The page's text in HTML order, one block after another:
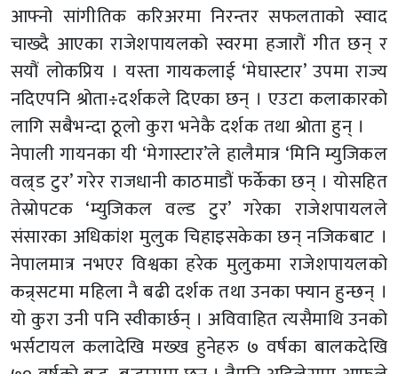
आफ्नो सांगीतिक करिअरमा निरन्तर सफलताको स्वाद
चाख्दै आएका राजेशपायलको स्वरमा हजारौं गीत छन् र
सयौं लोकप्रिय । यस्ता गायकलाई ‘मेघास्टार’ उपमा राज्य
नदिएपनि श्रोता÷दर्शकले दिएका छन् । एउटा कलाकारको
लागि सबैभन्दा ठूलो कुरा भनेकै दर्शक तथा श्रोता हुन् ।
नेपाली गायनका यी ‘मेगास्टार’ले हालैमात्र ‘मिनि म्युजिकल
वल्र्ड टुर’ गरेर राजधानी काठमाडौं फर्केका छन् । योसहित
तेस्रोपटक ‘म्युजिकल वल्ड टुर’ गरेका राजेशपायलले
संसारका अधिकांश मुलुक चिहाइसकेका छन् नजिकबाट ।
नेपालमात्र नभएर विश्वका हरेक मुलुकमा राजेशपायलको
कन्र्सटमा महिला नै बढी दर्शक तथा उनका फ्यान हुन्छन् ।
यो कुरा उनी पनि स्वीकार्छन् । अविवाहित त्यसैमाथि उनको
भर्सटायल कलादेखि मख्ख हुनेहरु ७ वर्षका बालकदेखि